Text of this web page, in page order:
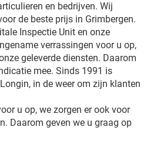
en bedrijven. Wij
de beste prijs in Grimbergen.
Inspectie Unit en onze
verrassingen voor u op,
geleverde diensten. Daarom
mee. Sinds 1991 is
in de weer om zijn klanten
u op, we zorgen er ook voor
Daarom geven we u graag op